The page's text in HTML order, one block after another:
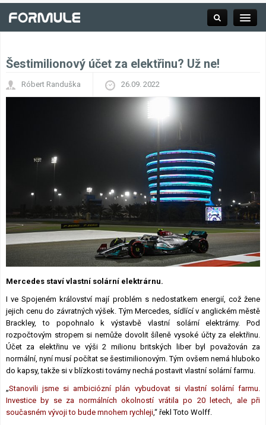
Kalendář F1
Výsledky F1
Týmy a jezdci F1
Okruhy F1
Šestimilionový účet za elektřinu? Už ne!
Róbert Randuška 26.09. 2022
Mercedes staví vlastní solární elektrárnu.
I ve Spojeném království mají problém s nedostatkem energií, což žene
jejich cenu do závratných výšek. Tým Mercedes, sídlící v anglickém městě
Brackley, to popohnalo k výstavbě vlastní solární elektrárny. Pod
rozpočtovým stropem si nemůže dovolit šíleně vysoké účty za elektřinu.
Účet za elektřinu ve výši 2 milionu britských liber byl považován za
normální, nyní musí počítat se šestimilionovým. Tým ovšem nemá hluboko
do kapsy, takže si v blízkosti továrny nechá postavit vlastní solární farmu.
„Stanovili jsme si ambiciózní plán vybudovat si vlastní solární farmu.
Investice by se za normálních okolností vrátila po 20 letech, ale při
současném vývoji to bude mnohem rychleji,“ řekl Toto Wolff.